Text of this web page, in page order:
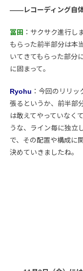
――レコーディング自
冨田 ：サクサク進行し
もらった前半部分は本
いてきてもらった部分
に固まって。
Ryohu ：今回のリリ
張るというか、前半部
は敢えてやっていなく
うな、ライン毎に独立
で、その配置や構成に
決めていきましたね。